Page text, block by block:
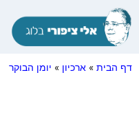
דף הבית » ארכיון » יומן הבוקר